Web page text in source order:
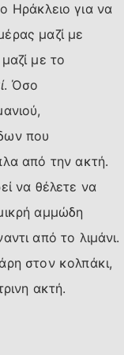
Ηράκλειο για να
μαζί με
με το
. Όσο
που
από την ακτή.
να θέλετε να
αμμώδη
από το λιμάνι.
στον κολπάκι,
ακτή.